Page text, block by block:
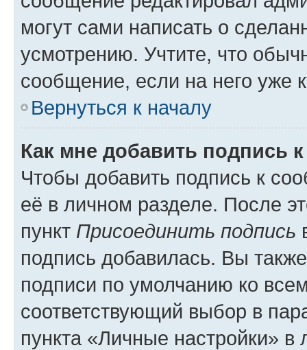
могут сами написать о
усмотрению. Учтите, что
сообщение, если на него уже
Вернуться к началу
Как мне добавить подпись
Чтобы добавить подпись к
её в личном разделе. После
пункт Присоединить подпись
подпись добавилась. Вы
подписи по умолчанию ко
соответствующий выбор в
пункта «Личные настройки»